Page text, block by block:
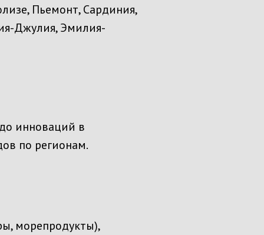
Пьемонт, Сардиния,
Джулия, Эмилия-
инноваций в
по регионам.
морепродукты),